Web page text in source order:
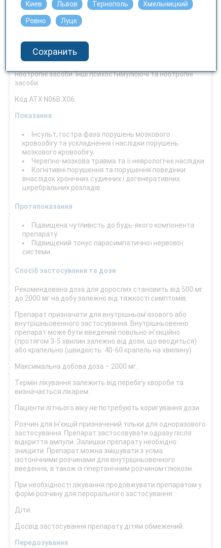
Нет
Психостимулятори, засоби, що застосовуються при
ноотропні засоби. Інші психостимулюючі та ноотропні
засоби.
Код АТХ N06B X06.
Показання
Інсульт, гостра фаза порушень мозкового
кровообігу та ускладнення і наслідки порушень
мозкового кровообігу.
Черепно-мозкова травма та її неврологічні наслідки.
Когнітивні порушення та порушення поведінки
внаслідок хронічних судинних і дегенеративних
церебральних розладів.
Протипоказання
Підвищена чутливість до будь-якого компонента
препарату.
Підвищений тонус парасимпатичної нервової
системи.
Спосіб застосування та дози
Рекомендована доза для дорослих становить від 500 мг
до 2000 мг на добу залежно від тяжкості симптомів.
Препарат призначати для внутрішньом’язового або
внутрішньовенного застосування. Внутрішньовенно
препарат може бути введений повільно ін’єкційно
(протягом 3-5 хвилин залежно від дози, що вводиться)
або крапельно (швидкість: 40-60 крапель на хвилину).
Максимальна добова доза – 2000 мг.
Термін лікування залежить від перебігу хвороби та
визначається лікарем.
Пацієнти літнього віку не потребують коригування дози.
Розчин для ін’єкцій призначений тільки для одноразового
застосування. Препарат застосовувати одразу після
відкриття ампули. Залишки препарату необхідно
знищити. Препарат можна змішувати з усіма
ізотонічними розчинами для внутрішньовенного
введення, а також із гіпертонічним розчином глюкози.
При необхідності лікування продовжувати препаратом у
формі розчину для перорального застосування.
Діти.
Досвід застосування препарату дітям обмежений.
Передозування
Киев Львов Тернополь Хмельницкий
Ровно Луцк
Сохранить